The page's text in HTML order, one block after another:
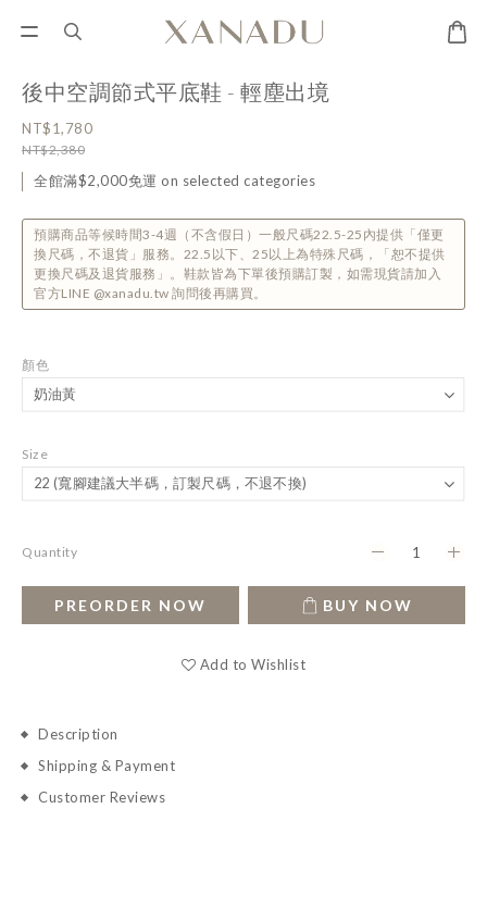
後中空調節式平底鞋 - 輕塵出境
NT$1,780
NT$2,380
全館滿$2,000免運 on selected categories
預購商品等候時間3-4週（不含假日）一般尺碼22.5-25內提供「僅更
換尺碼，不退貨」服務。22.5以下、25以上為特殊尺碼，「恕不提供
更換尺碼及退貨服務」。鞋款皆為下單後預購訂製，如需現貨請加入
官方LINE @xanadu.tw 詢問後再購買。
顏色
Size
Quantity
PREORDER NOW BUY NOW
Add to Wishlist
Description
Shipping & Payment
Customer Reviews